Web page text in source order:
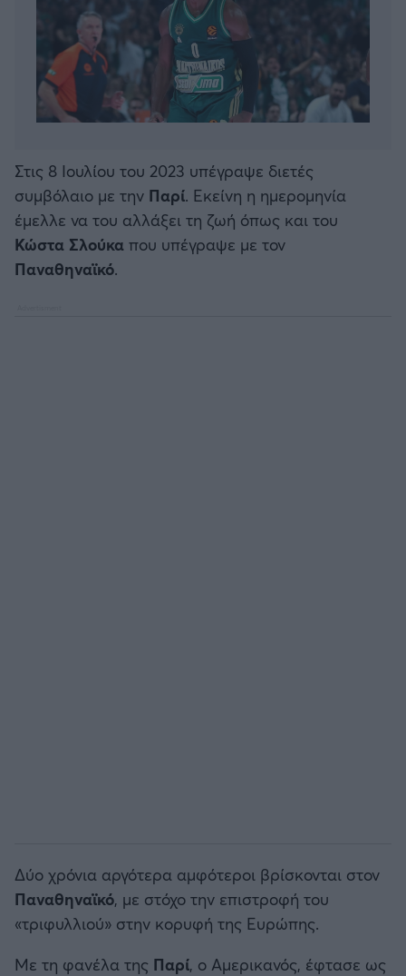
Στις 8 Ιουλίου του 2023 υπέγραψε διετές
συμβόλαιο με την Παρί. Εκείνη η ημερομηνία
έμελλε να του αλλάξει τη ζωή όπως και του
Κώστα Σλούκα που υπέγραψε με τον
Παναθηναϊκό.
Δύο χρόνια αργότερα αμφότεροι βρίσκονται στον
Παναθηναϊκό, με στόχο την επιστροφή του
«τριφυλλιού» στην κορυφή της Ευρώπης.
Με τη φανέλα της Παρί, ο Αμερικανός, έφτασε ως